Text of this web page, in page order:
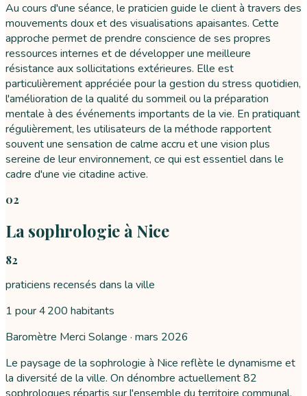
Au cours d'une séance, le praticien guide le client à travers des
mouvements doux et des visualisations apaisantes. Cette
approche permet de prendre conscience de ses propres
ressources internes et de développer une meilleure
résistance aux sollicitations extérieures. Elle est
particulièrement appréciée pour la gestion du stress quotidien,
l'amélioration de la qualité du sommeil ou la préparation
mentale à des événements importants de la vie. En pratiquant
régulièrement, les utilisateurs de la méthode rapportent
souvent une sensation de calme accru et une vision plus
sereine de leur environnement, ce qui est essentiel dans le
cadre d'une vie citadine active.
02
La sophrologie à Nice
82
praticiens recensés dans la ville
1 pour 4 200 habitants
Baromètre Merci Solange · mars 2026
Le paysage de la sophrologie à Nice reflète le dynamisme et
la diversité de la ville. On dénombre actuellement 82